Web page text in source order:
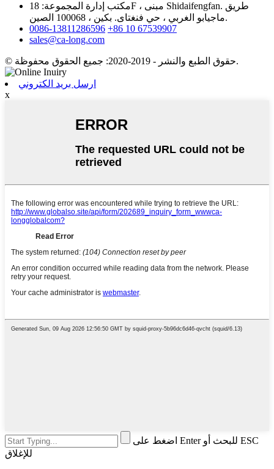
مكتب إدارة المجموعة: 18F ، مبنى Shidaifengfan. طريق
ماجيابو الغربي ، حي فنغتاى. بكين ، 100068 الصين.
0086-13811286596 +86 10 67539907
sales@ca-long.com
© حقوق الطبع والنشر - 2019-2020: جميع الحقوق محفوظة.
ارسل بريد الكتروني
x
اضغط على Enter للبحث أو ESC
للإغلاق